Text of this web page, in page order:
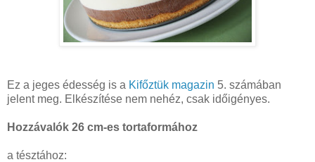
Ez a jeges édesség is a Kifőztük magazin 5. számában
jelent meg. Elkészítése nem nehéz, csak időigényes.
Hozzávalók 26 cm-es tortaformához
a tésztához: